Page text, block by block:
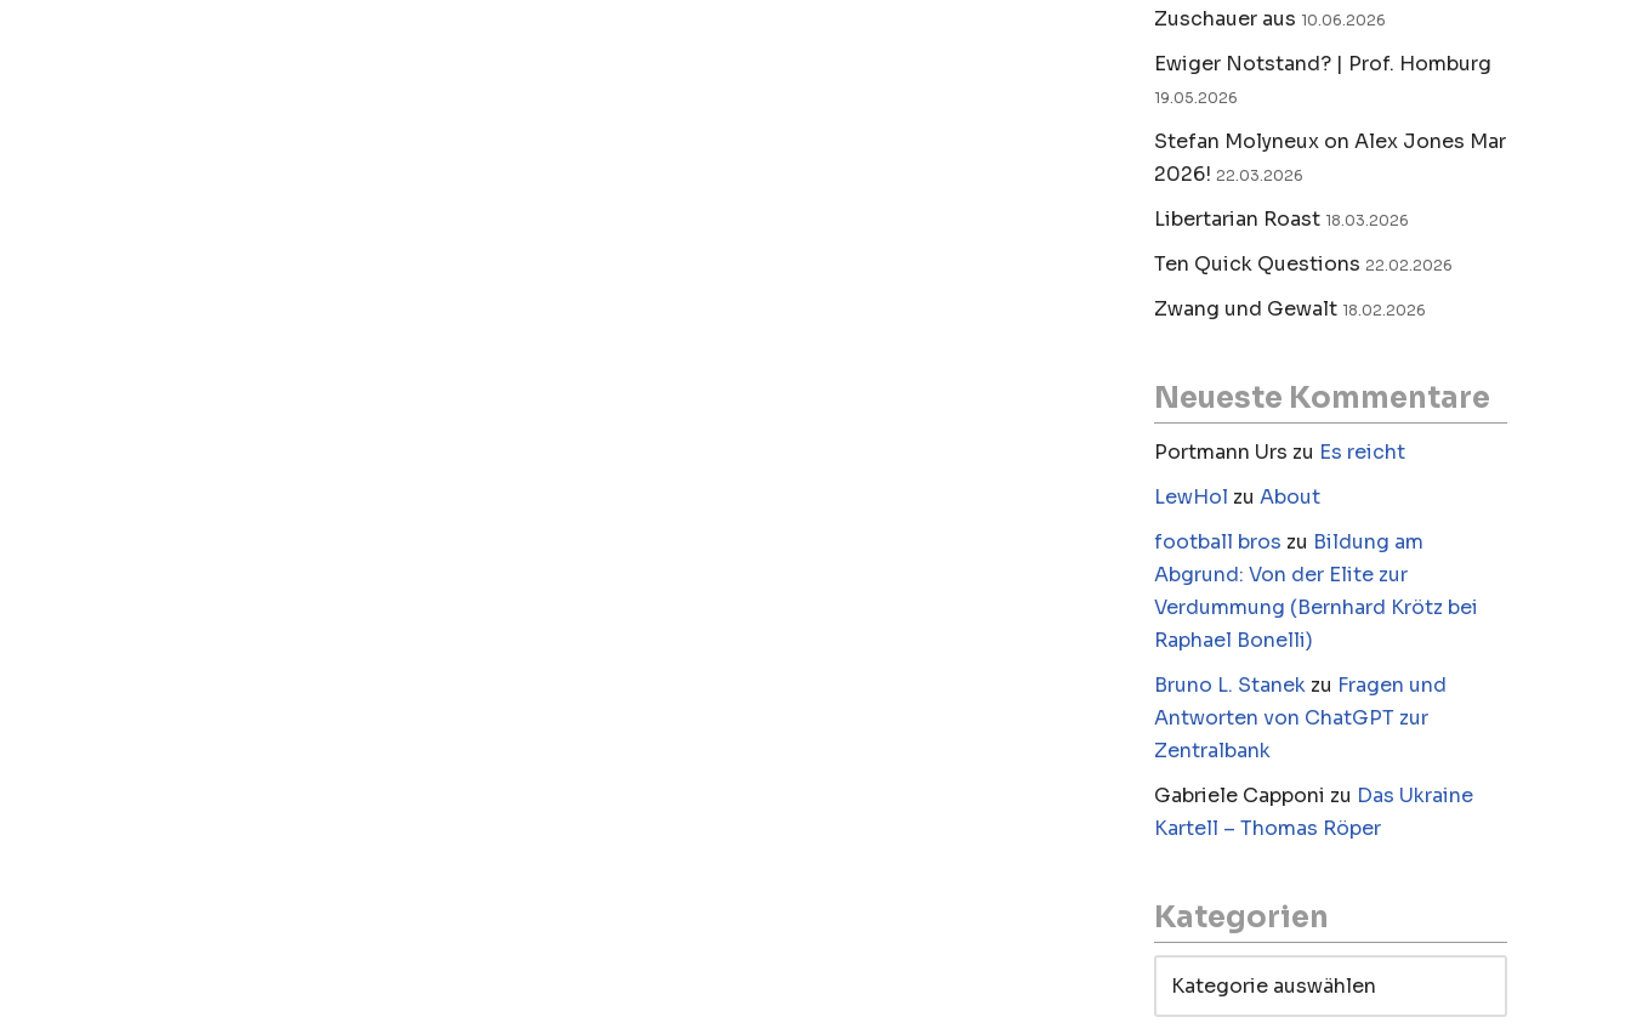
Zuschauer aus 10.06.2026
Ewiger Notstand? | Prof. Homburg
19.05.2026
Stefan Molyneux on Alex Jones Mar
2026! 22.03.2026
Libertarian Roast 18.03.2026
Ten Quick Questions 22.02.2026
Zwang und Gewalt 18.02.2026
Neueste Kommentare
Portmann Urs zu Es reicht
LewHol zu About
football bros zu Bildung am
Abgrund: Von der Elite zur
Verdummung (Bernhard Krötz bei
Raphael Bonelli)
Bruno L. Stanek zu Fragen und
Antworten von ChatGPT zur
Zentralbank
Gabriele Capponi zu Das Ukraine
Kartell – Thomas Röper
Kategorien